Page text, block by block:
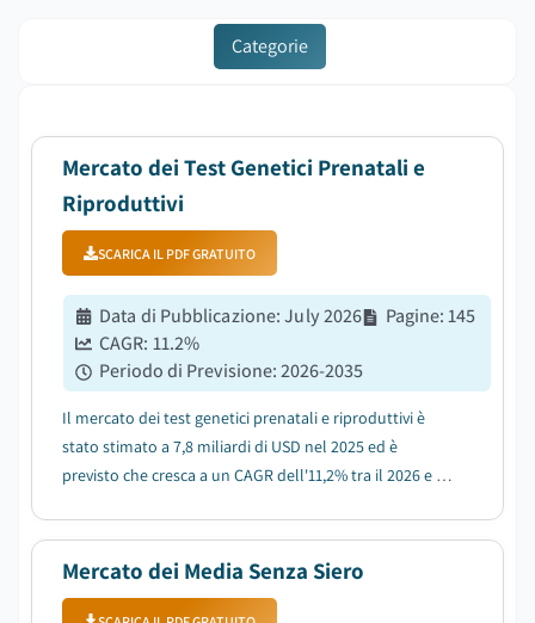
Categorie
Mercato dei Test Genetici Prenatali e
Riproduttivi
SCARICA IL PDF GRATUITO
Data di Pubblicazione:July 2026 Pagine:145
CAGR: 11.2%
Periodo di Previsione:2026-2035
Il mercato dei test genetici prenatali e riproduttivi è
stato stimato a 7,8 miliardi di USD nel 2025 ed è
previsto che cresca a un CAGR dell'11,2% tra il 2026 e il
Mercato dei Media Senza Siero